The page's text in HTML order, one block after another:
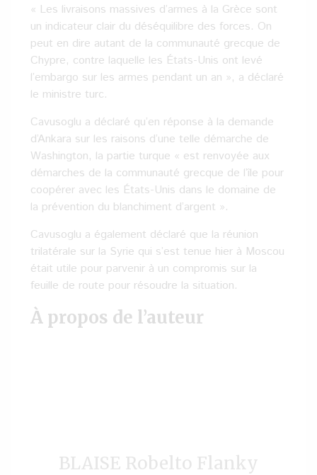
« Les livraisons massives d’armes à la Grèce sont
un indicateur clair du déséquilibre des forces. On
peut en dire autant de la communauté grecque de
Chypre, contre laquelle les États-Unis ont levé
l’embargo sur les armes pendant un an », a déclaré
le ministre turc.
Cavusoglu a déclaré qu’en réponse à la demande
d’Ankara sur les raisons d’une telle démarche de
Washington, la partie turque « est renvoyée aux
démarches de la communauté grecque de l’île pour
coopérer avec les États-Unis dans le domaine de
la prévention du blanchiment d’argent ».
Cavusoglu a également déclaré que la réunion
trilatérale sur la Syrie qui s’est tenue hier à Moscou
était utile pour parvenir à un compromis sur la
feuille de route pour résoudre la situation.
À propos de l’auteur
BLAISE Robelto Flanky